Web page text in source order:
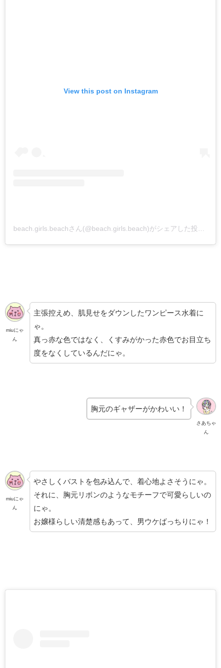
View this post on Instagram
miuにゃ
ん
主張控えめ、肌見せをダウンしたワンピース水着に
ゃ。
真っ赤な色ではなく、くすみがかった赤色でお目立ち
度をなくしているんだにゃ。
さあちゃ
ん
胸元のギャザーがかわいい！
miuにゃ
ん
やさしくバストを包み込んで、着心地よさそうにゃ。
それに、胸元リボンのようなモチーフで可愛らしいの
にゃ。
お嬢様らしい清楚感もあって、男ウケばっちりにゃ！